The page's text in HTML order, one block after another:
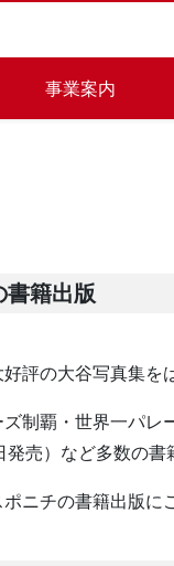
事業案内
書籍出版
評の大谷写真集を
制覇・世界一パレ
発売）など多数の書
ニチの書籍出版に